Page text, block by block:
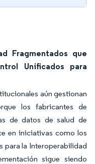
Fragmentados que
Unificados para
aún gestionan
los fabricantes de
de datos de salud de
en iniciativas como los
para la Interoperabilidad
sigue siendo